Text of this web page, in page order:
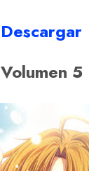
Descargar
Volumen 5